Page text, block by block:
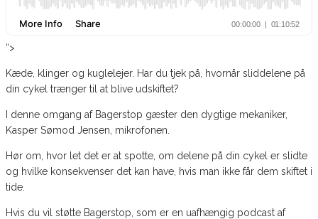
“>
Kæde, klinger og kuglelejer. Har du tjek på, hvornår sliddelene på
din cykel trænger til at blive udskiftet?
I denne omgang af Bagerstop gæster den dygtige mekaniker,
Kasper Sømod Jensen, mikrofonen.
Hør om, hvor let det er at spotte, om delene på din cykel er slidte
og hvilke konsekvenser det kan have, hvis man ikke får dem skiftet i
tide.
Hvis du vil støtte Bagerstop, som er en uafhængig podcast af